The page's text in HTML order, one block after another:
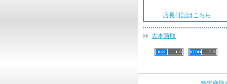
店長日記はこちら
古本買取